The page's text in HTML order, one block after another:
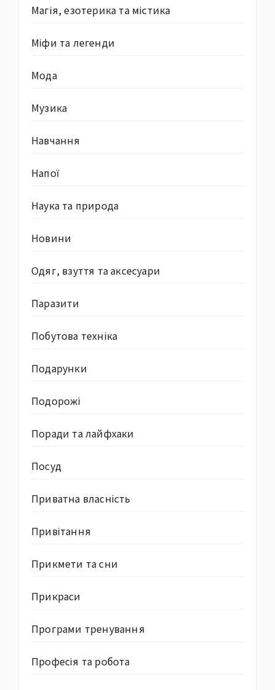
Магія, езотерика та містика
Міфи та легенди
Мода
Музика
Навчання
Напої
Наука та природа
Новини
Одяг, взуття та аксесуари
Паразити
Побутова техніка
Подарунки
Подорожі
Поради та лайфхаки
Посуд
Приватна власність
Привітання
Прикмети та сни
Прикраси
Програми тренування
Професія та робота